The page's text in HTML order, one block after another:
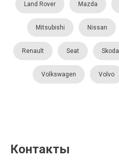
Land Rover Mazda
Mitsubishi Nissan
Renault Seat Skoda
Volkswagen Volvo
Контакты